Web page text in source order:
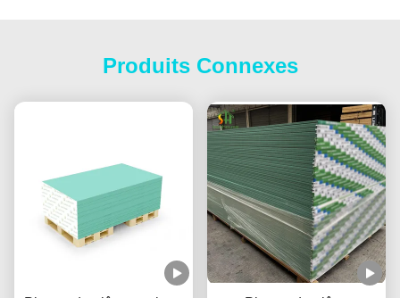
Produits Connexes